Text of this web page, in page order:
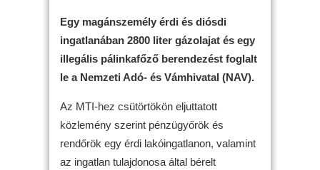
Egy magánszemély érdi és diósdi
ingatlanában 2800 liter gázolajat és egy
illegális pálinkafőző berendezést foglalt
le a Nemzeti Adó- és Vámhivatal (NAV).
Az MTI-hez csütörtökön eljuttatott
közlemény szerint pénzügyőrök és
rendőrök egy érdi lakóingatlanon, valamint
az ingatlan tulajdonosa által bérelt